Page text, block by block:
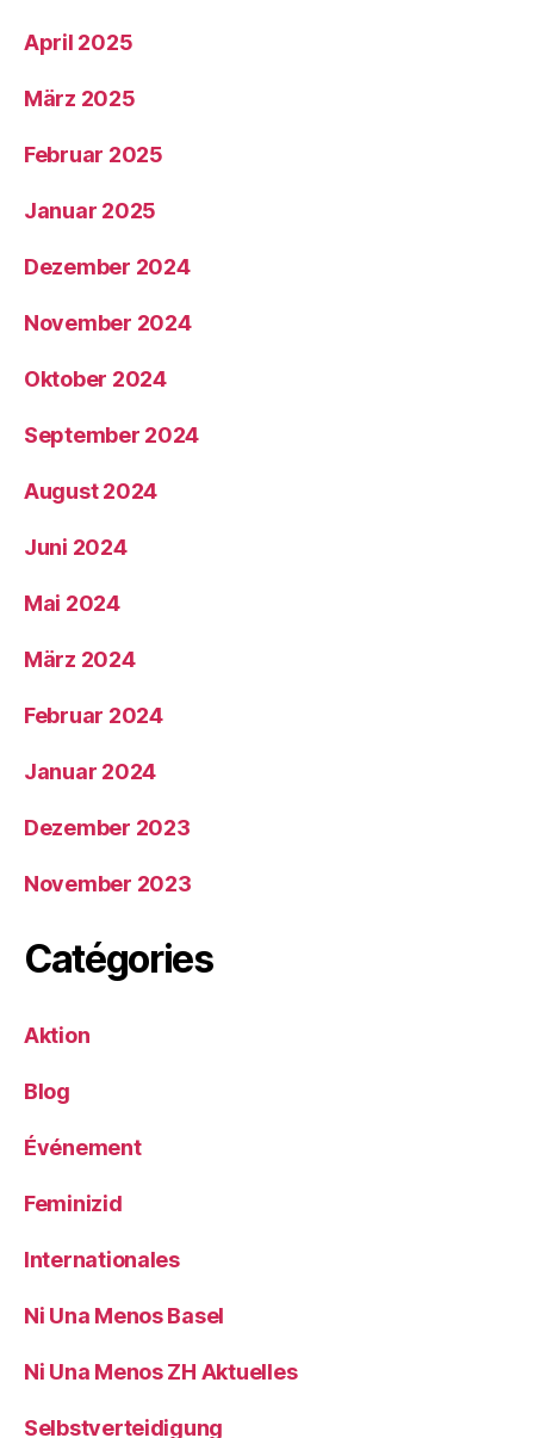
April 2025
März 2025
Februar 2025
Januar 2025
Dezember 2024
November 2024
Oktober 2024
September 2024
August 2024
Juni 2024
Mai 2024
März 2024
Februar 2024
Januar 2024
Dezember 2023
November 2023
Catégories
Aktion
Blog
Événement
Feminizid
Internationales
Ni Una Menos Basel
Ni Una Menos ZH Aktuelles
Selbstverteidigung